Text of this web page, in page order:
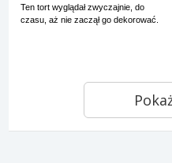
Ten tort wyglądał zwyczajnie, do
czasu, aż nie zaczął go dekorować.